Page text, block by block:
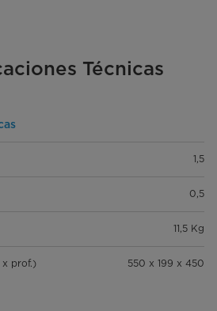
Técnicas
1,5
0,5
11,5 Kg
x prof.)
550 x 199 x 450